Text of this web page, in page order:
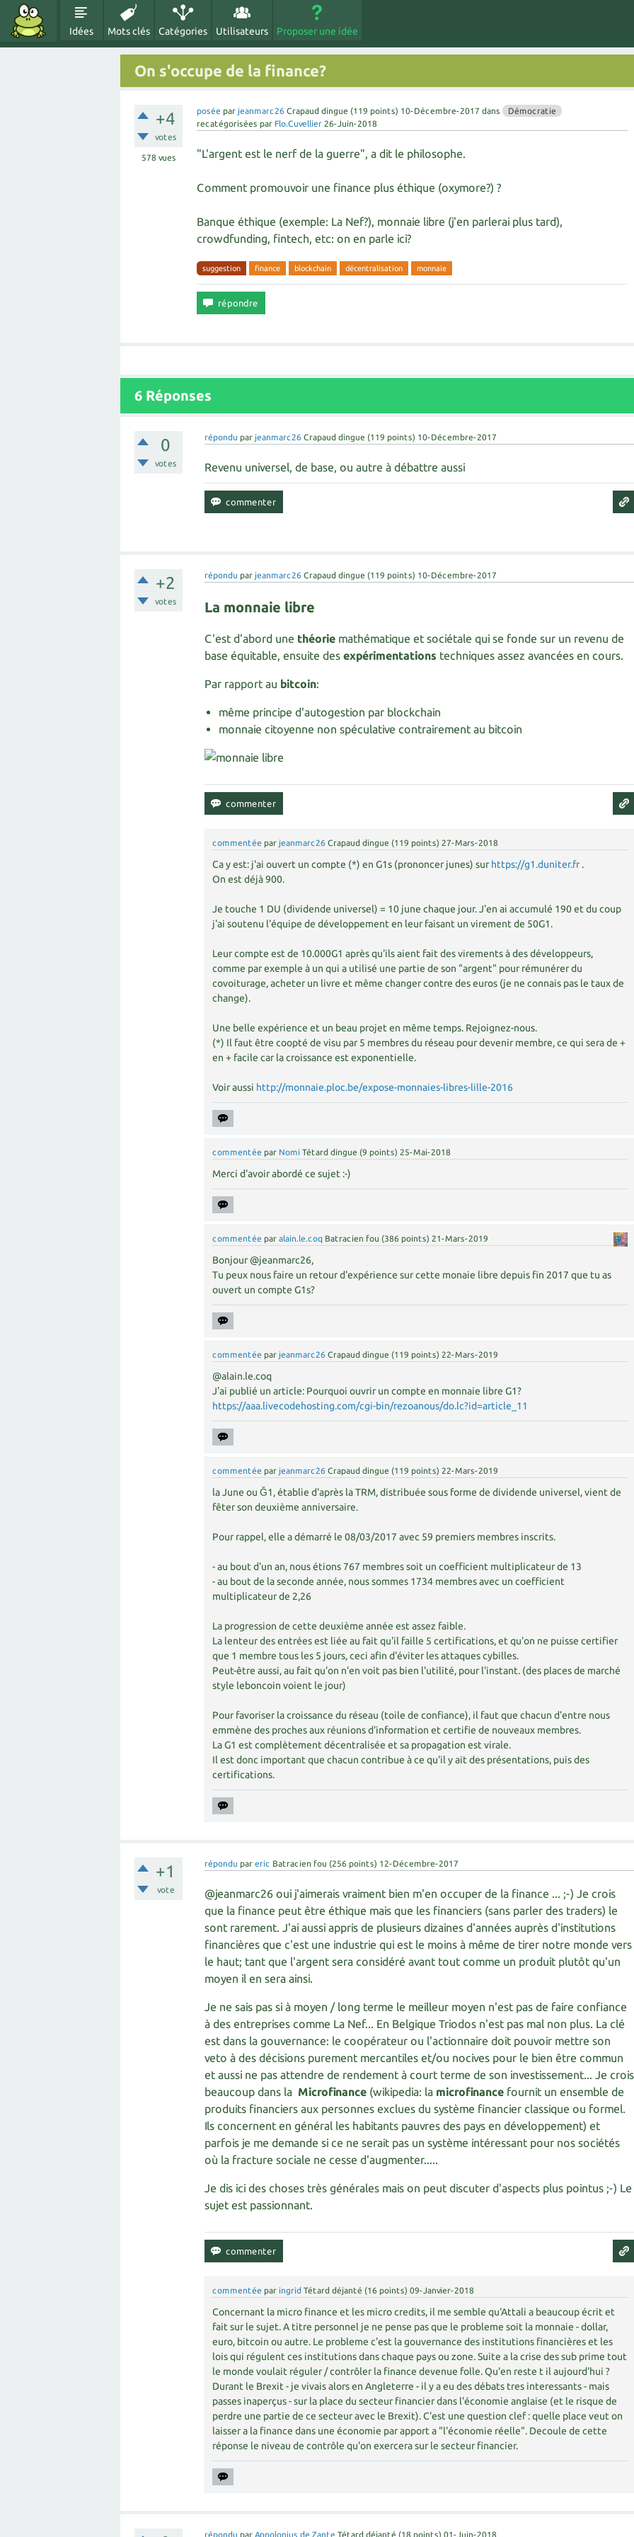
Idées Mots clés Catégories Utilisateurs Proposer une idée
On s'occupe de la finance?
+4
votes
578 vues
posée par jeanmarc26 Crapaud dingue (119 points) 10-Décembre-2017 dans
Démocratie
recatégorisées par Flo.Cuvellier 26-Juin-2018
"L'argent est le nerf de la guerre", a dit le philosophe.
Comment promouvoir une finance plus éthique (oxymore?) ?
Banque éthique (exemple: La Nef?), monnaie libre (j'en parlerai plus tard),
crowdfunding, fintech, etc: on en parle ici?
suggestion finance blockchain décentralisation monnaie
6 Réponses
0
votes
répondu par jeanmarc26 Crapaud dingue (119 points) 10-Décembre-2017
Revenu universel, de base, ou autre à débattre aussi
+2
votes
répondu par jeanmarc26 Crapaud dingue (119 points) 10-Décembre-2017
La monnaie libre
C'est d'abord une théorie mathématique et sociétale qui se fonde sur un revenu de
base équitable, ensuite desexpérimentations techniques assez avancées en cours.
Par rapport au bitcoin:
même principe d'autogestion par blockchain
monnaie citoyenne non spéculative contrairement au bitcoin
commentée par jeanmarc26 Crapaud dingue (119 points) 27-Mars-2018
Ca y est: j'ai ouvert un compte (*) en G1s (prononcer junes) surhttps://g1.duniter.fr.
On est déjà 900.
Je touche 1 DU (dividende universel) = 10 june chaque jour. J'en ai accumulé 190 et du coup
j'ai soutenu l'équipe de développement en leur faisant un virement de 50G1.
Leur compte est de 10.000G1 après qu'ils aient fait des virements à des développeurs,
comme par exemple à un qui a utilisé une partie de son "argent" pour rémunérer du
covoiturage, acheter un livre et même changer contre des euros (je ne connais pas le taux de
change).
Une belle expérience et un beau projet en même temps. Rejoignez-nous.
(*) Il faut être coopté de visu par 5 membres du réseau pour devenir membre, ce qui sera de +
en + facile car la croissance est exponentielle.
Voir aussi http://monnaie.ploc.be/expose-monnaies-libres-lille-2016
commentée par Nomi Tétard dingue (9 points) 25-Mai-2018
Merci d'avoir abordé ce sujet :-)
commentée paralain.le.coq Batracien fou (386 points) 21-Mars-2019
Bonjour @jeanmarc26,
Tu peux nous faire un retour d'expérience sur cette monaie libre depuis fin 2017 que tu as
ouvert un compte G1s?
commentée par jeanmarc26 Crapaud dingue (119 points) 22-Mars-2019
@alain.le.coq
J'ai publié un article: Pourquoi ouvrir un compte en monnaie libre G1?
https://aaa.livecodehosting.com/cgi-bin/rezoanous/do.lc?id=article_11
commentée par jeanmarc26 Crapaud dingue (119 points) 22-Mars-2019
la June ou Ǧ1, établie d'après la TRM, distribuée sous forme de dividende universel, vient de
fêter son deuxième anniversaire.
Pour rappel, elle a démarré le 08/03/2017 avec 59 premiers membres inscrits.
- au bout d'un an, nous étions 767 membres soit un coefficient multiplicateur de 13
- au bout de la seconde année, nous sommes 1734 membres avec un coefficient
multiplicateur de 2,26
La progression de cette deuxième année est assez faible.
La lenteur des entrées est liée au fait qu'il faille 5 certifications, et qu'on ne puisse certifier
que 1 membre tous les 5 jours, ceci afin d'éviter les attaques cybilles.
Peut-être aussi, au fait qu'on n'en voit pas bien l'utilité, pour l'instant. (des places de marché
style leboncoin voient le jour)
Pour favoriser la croissance du réseau (toile de confiance), il faut que chacun d'entre nous
emmène des proches aux réunions d'information et certifie de nouveaux membres.
La G1 est complètement décentralisée et sa propagation est virale.
Il est donc important que chacun contribue à ce qu'il y ait des présentations, puis des
certifications.
+1
vote
répondu pareric Batracien fou (256 points) 12-Décembre-2017
@jeanmarc26 oui j'aimerais vraiment bien m'en occuper de la finance ... ;-) Je crois
que la finance peut être éthique mais que les financiers (sans parler des traders) le
sont rarement. J'ai aussi appris de plusieurs dizaines d'années auprès d'institutions
financières que c'est une industrie qui est le moins à même de tirer notre monde vers
le haut; tant que l'argent sera considéré avant tout comme un produit plutôt qu'un
moyen il en sera ainsi.
Je ne sais pas si à moyen / long terme le meilleur moyen n'est pas de faire confiance
à des entreprises comme La Nef... En Belgique Triodos n'est pas mal non plus. La clé
est dans la gouvernance: le coopérateur ou l'actionnaire doit pouvoir mettre son
veto à des décisions purement mercantiles et/ou nocives pour le bien être commun
et aussi ne pas attendre de rendement à court terme de son investissement... Je crois
beaucoup dans la Microfinance (wikipedia: la microfinance fournit un ensemble de
produits financiers aux personnes exclues du système financier classique ou formel.
Ils concernent en général les habitants pauvres des pays en développement) et
parfois je me demande si ce ne serait pas un système intéressant pour nos sociétés
où la fracture sociale ne cesse d'augmenter.....
Je dis ici des choses très générales mais on peut discuter d'aspects plus pointus ;-) Le
sujet est passionnant.
commentée par ingrid Tétard déjanté (16 points) 09-Janvier-2018
Concernant la micro finance et les micro credits, il me semble qu'Attali a beaucoup écrit et
fait sur le sujet. A titre personnel je ne pense pas que le probleme soit la monnaie - dollar,
euro, bitcoin ou autre. Le probleme c'est la gouvernance des institutions financières et les
lois qui régulent ces institutions dans chaque pays ou zone. Suite a la crise des sub prime tout
le monde voulait réguler / contrôler la finance devenue folle. Qu'en reste t il aujourd'hui ?
Durant le Brexit - je vivais alors en Angleterre - il y a eu des débats tres interessants - mais
passes inaperçus - sur la place du secteur financier dans l'économie anglaise (et le risque de
perdre une partie de ce secteur avec le Brexit). C'est une question clef : quelle place veut on
laisser a la finance dans une économie par apport a "l'économie réelle". Decoule de cette
réponse le niveau de contrôle qu'on exercera sur le secteur financier.
répondu par Appolonius de Zante Tétard déjanté (18 points) 01-Juin-2018